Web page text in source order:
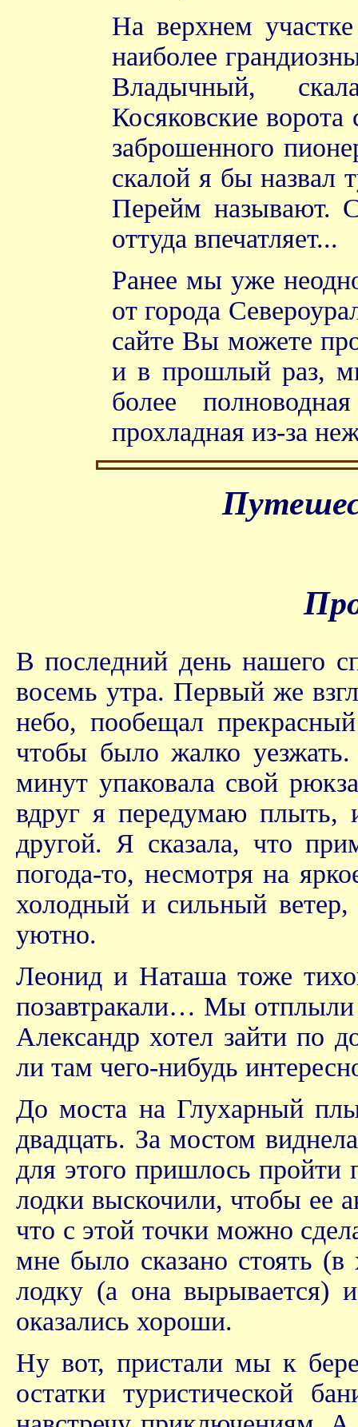
На верхнем
наиболее
Владычный,
Косяковские
заброшенного
скалой я бы назвал
Перейм называют.
оттуда впечатляет...
Ранее мы уже
от города
сайте Вы можете
и в прошлый раз,
более
прохладная из-за
В последний день нашего
восемь утра. Первый же
небо, пообещал
чтобы было жалко
минут упаковала свой
вдруг я передумаю плыть,
другой. Я сказала, что
погода-то, несмотря на
холодный и сильный
уютно.
Леонид и Наташа тоже
позавтракали… Мы отплыли
Александр хотел зайти по
ли там чего-нибудь
До моста на Глухарный
двадцать. За мостом
для этого пришлось
лодки выскочили, чтобы ее
что с этой точки можно
мне было сказано стоять
лодку (а она вырывается)
оказались хороши.
Ну вот, пристали мы к
остатки туристической